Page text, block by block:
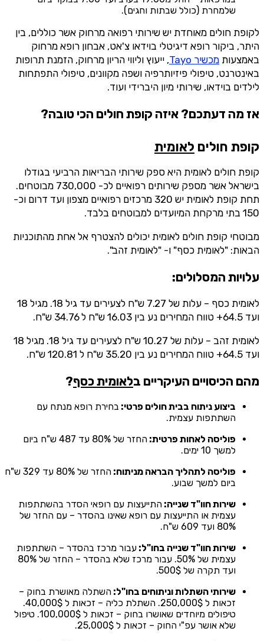
שלמחרת (כולל שבתות וחגים).
לקופת חולים מאוחדת יש שירותי רפואה מרחוק אשר כוללים, בין
היתר, ביקור רופא דיגיטלי בוידאו צ'אט, אבחון רופא מרחוק
באמצעות מכשיר Tayo
, ייעוץ וליווי הריון מרחוק, הזמנת תרופות
באינטרנט, טיפולי פיזיותרפיה ושפה מקוונים, טיפולי התפתחות
לילדים בוידאו, שירותי מיון היברידי ועוד.
אז מה דעתכם? איזה קופת חולים הכי טובה?
קופת חולים לאומית
קופת חולים לאומית היא ספק שירותי הבריאות הרביעי בגודלו
בישראל אשר מספק שירותים רפואיים לכ- 730,000 מבוטחים.
תחת קופת לאומית יש 320 מרכזים רפואיים מצפון ועד דרום וכ-
150 בתי מרקחת המיועדים למבוטחים בלבד.
מבוטחי קופת חולים לאומית יכולים להצטרף אל אחת מהתוכניות
הבאות: "לאומית כסף" ו- "לאומית זהב".
עלויות המסלולים:
לאומית כסף – עלות של 7.27 ש"ח לצעירים עד גיל 18. מגיל 18
ועד 64.5+ טווח המחירים נע בין 16.03 ש"ח ל 34.76 ש"ח.
לאומית זהב – עלות של 10.27 ש"ח לצעירים עד גיל 18. מגיל 18
ועד 64.5+ טווח המחירים נע בין 35.20 ש"ח ל 120.81 ש"ח.
מהם הכיסויים העיקריים בלאומית כסף?
ביצוע ניתוח בבית חולים פרטי: בחירת רופא מנתח עם
השתתפות עצמית.
פוליסה לאחות פרטית:
החזר של 80% עד 487 ש"ח ביום
למשך 10 ימים.
פוליסה לתהליך הבראה מניתוח:
החזר של 80% עד 329 ש"ח
ביום למשך שבוע.
שירות חוו"ד שנייה: התייעצות עם רופאי הסדר בהשתתפות
עצמית או התייעצות עם רופא שאינו בהסדר – עם החזר של
80% ועד 609 ש"ח.
שירות חוו"ד שנייה בחו"ל: עבור מרכז בהסדר – השתתפות
עצמית של 50%. עבור מרכז שלא בהסדר – החזר של 80%
ועד תקרה של 500$.
שירותי השתלות וניתוחים בחו"ל: השתלה מאושרת בחוק –
זכאות ל 250,000$. השתלת כליה – זכאות ל 40,000$.
טיפולים מיוחדים שאושרו בחוק – זכאות ל 100,000$. טיפול
שלא אושר עפ"י החוק – זכאות ל 25,000$.